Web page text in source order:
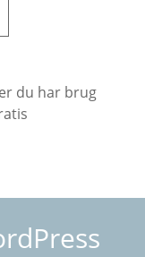
du har brug